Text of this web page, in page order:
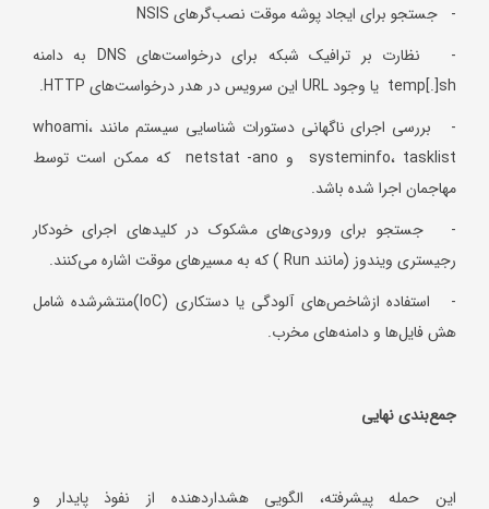
- جستجو برای ایجاد پوشه موقت نصب‌گرهای NSIS
- نظارت بر ترافیک شبکه برای درخواست‌های DNS به دامنه
temp[.]sh یا وجود URL این سرویس در هدر درخواست‌های HTTP.
- بررسی اجرای ناگهانی دستورات شناسایی سیستم مانند whoami،
systeminfo، tasklist و netstat -ano که ممکن است توسط
مهاجمان اجرا شده باشد.
- جستجو برای ورودی‌های مشکوک در کلیدهای اجرای خودکار
رجیستری ویندوز (مانند Run ) که به مسیرهای موقت اشاره می‌کنند.
- استفاده ازشاخص‌های آلودگی یا دستکاری (IoC)منتشرشده شامل
هش فایل‌ها و دامنه‌های مخرب.
جمع‌بندی نهایی
این حمله پیشرفته، الگویی هشداردهنده از نفوذ پایدار و